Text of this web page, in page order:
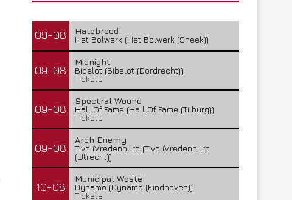
09-08
Hatebreed
Het Bolwerk (Het Bolwerk (Sneek))
09-08
Midnight
Bibelot (Bibelot (Dordrecht))
Tickets
09-08
Spectral Wound
Hall Of Fame (Hall Of Fame (Tilburg))
Tickets
09-08
Arch Enemy
TivoliVredenburg (TivoliVredenburg
(Utrecht))
10-08
Municipal Waste
Dynamo (Dynamo (Eindhoven))
Tickets